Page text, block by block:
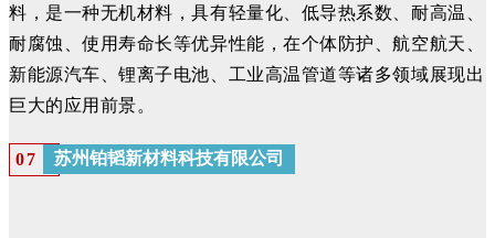
料，是一种无机材料，具有轻量化、低导热系数、耐高温、
耐腐蚀、使用寿命长等优异性能，在个体防护、航空航天、
新能源汽车、锂离子电池、工业高温管道等诸多领域展现出
巨大的应用前景。
07 苏州铂韬新材料科技有限公司